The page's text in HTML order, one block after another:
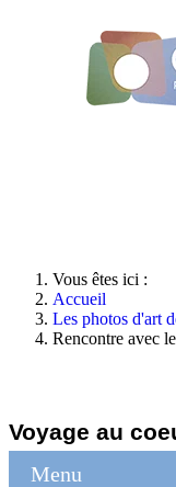
Vous êtes ici :
Accueil
Les photos d'art
Rencontre avec
Voyage au
Menu